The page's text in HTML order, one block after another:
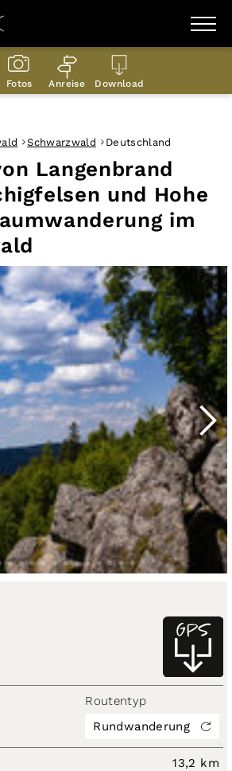
Fotos Anreise Download
Langenbrand
und Hohe
im
Schwarzwald Deutschland
Routentyp
Rundwanderung
13,2 km